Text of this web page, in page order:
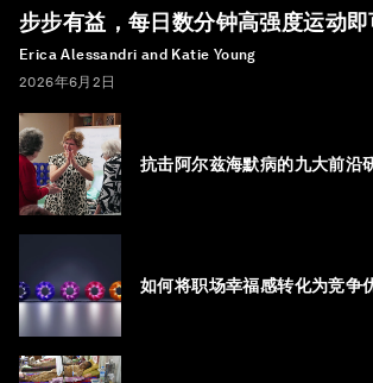
步步有益，每日数分钟高强度运动
Erica Alessandri and Katie Young
2026年6月2日
抗击阿尔兹海默病的九大前沿
如何将职场幸福感转化为竞争